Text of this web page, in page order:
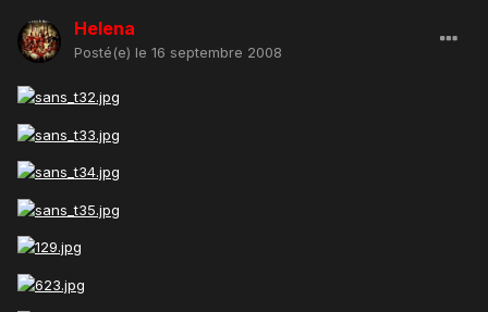
Helena
Posté(e) le 16 septembre 2008